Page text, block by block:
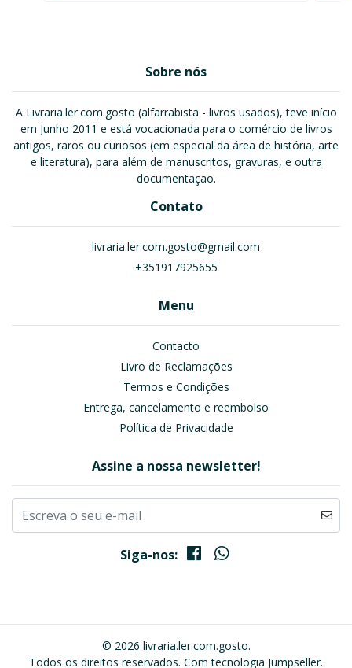
Sobre nós
A Livraria.ler.com.gosto (alfarrabista - livros usados), teve início
em Junho 2011 e está vocacionada para o comércio de livros
antigos, raros ou curiosos (em especial da área de história, arte
e literatura), para além de manuscritos, gravuras, e outra
documentação.
Contato
livraria.ler.com.gosto@gmail.com
+351917925655
Menu
Contacto
Livro de Reclamações
Termos e Condições
Entrega, cancelamento e reembolso
Política de Privacidade
Assine a nossa newsletter!
Siga-nos:
© 2026 livraria.ler.com.gosto.
Todos os direitos reservados. Com tecnologia Jumpseller.